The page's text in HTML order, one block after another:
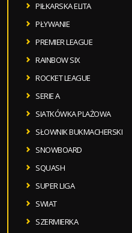
PIŁKARSKA ELITA
PŁYWANIE
PREMIER LEAGUE
RAINBOW SIX
ROCKET LEAGUE
SERIE A
SIATKÓWKA PLAŻOWA
SŁOWNIK BUKMACHERSKI
SNOWBOARD
SQUASH
SUPER LIGA
SWIAT
SZERMIERKA